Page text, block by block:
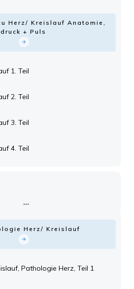
Herz/ Kreislauf Anatomie,
+ Puls
1. Teil
2. Teil
3. Teil
4. Teil
Herz/ Kreislauf
Pathologie Herz, Teil 1